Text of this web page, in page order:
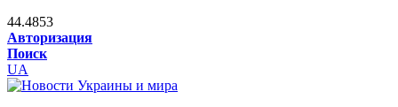
44.4853
Авторизация
Поиск
UA